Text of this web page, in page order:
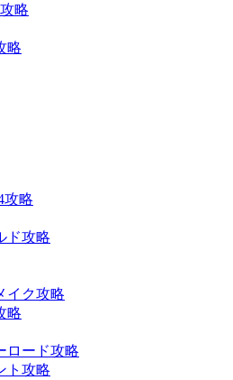
略
略
攻略
ド攻略
イク攻略
略
ロード攻略
ト攻略